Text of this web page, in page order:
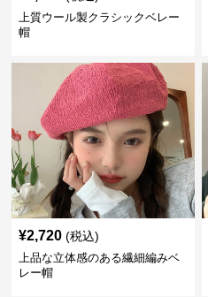
上質ウール製クラシックベレー
帽
¥2,720 (税込)
上品な立体感のある繊細編みベ
レー帽